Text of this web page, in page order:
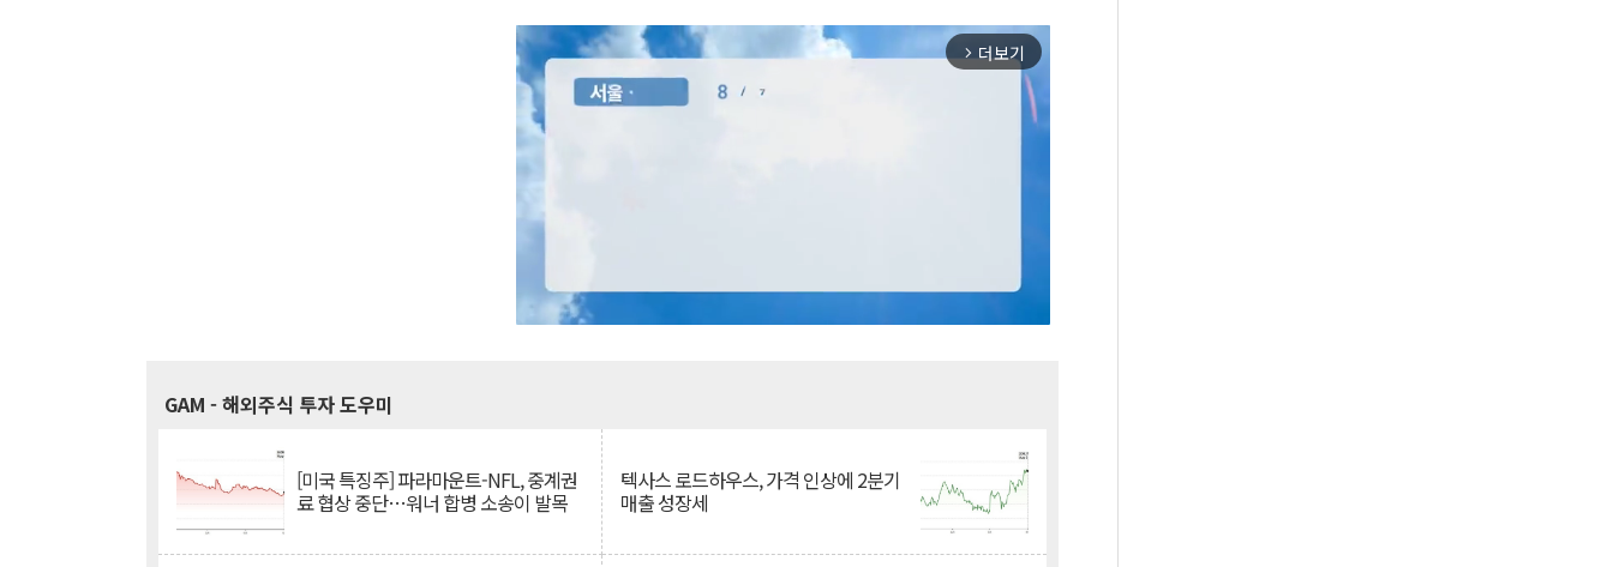
arrow_forward_ios 더보기
GAM - 해외주식 투자 도우미
[미국 특징주] 파라마운트-NFL, 중계권
료 협상 중단…워너 합병 소송이 발목
텍사스 로드하우스, 가격 인상에 2분기
매출 성장세